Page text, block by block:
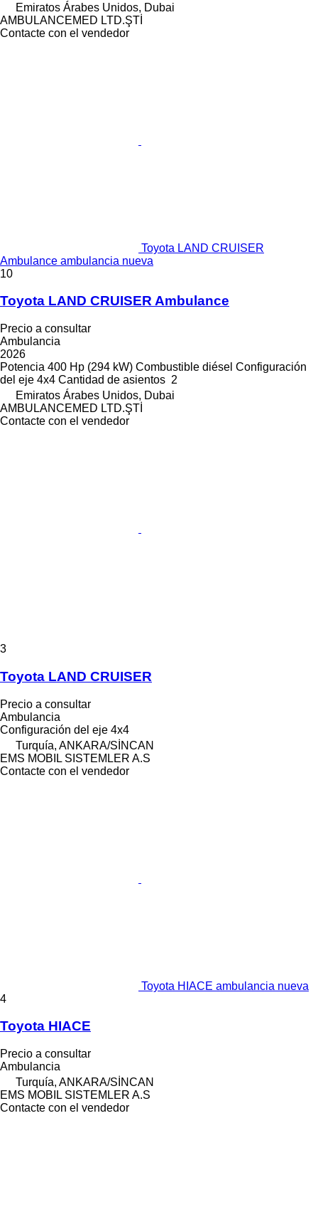
Emiratos Árabes Unidos, Dubai
AMBULANCEMED LTD.ŞTİ
Contacte con el vendedor
Toyota LAND CRUISER
Ambulance ambulancia nueva
10
Toyota LAND CRUISER Ambulance
Precio a consultar
Ambulancia
2026
Potencia 400 Hp (294 kW) Combustible diésel Configuración
del eje 4x4 Cantidad de asientos 2
Emiratos Árabes Unidos, Dubai
AMBULANCEMED LTD.ŞTİ
Contacte con el vendedor
3
Toyota LAND CRUISER
Precio a consultar
Ambulancia
Configuración del eje 4x4
Turquía, ANKARA/SİNCAN
EMS MOBIL SISTEMLER A.S
Contacte con el vendedor
Toyota HIACE ambulancia nueva
4
Toyota HIACE
Precio a consultar
Ambulancia
Turquía, ANKARA/SİNCAN
EMS MOBIL SISTEMLER A.S
Contacte con el vendedor